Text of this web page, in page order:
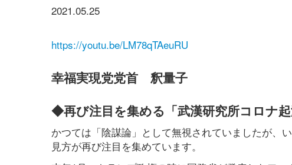
2021.05.25
https://youtu.be/LM78qTAeuRU
幸福実現党党首 釈量子
◆再び注目を集める「武漢研究所コロナ起
かつては「陰謀論」として無視されていましたが、
見方が再び注目を集めています。